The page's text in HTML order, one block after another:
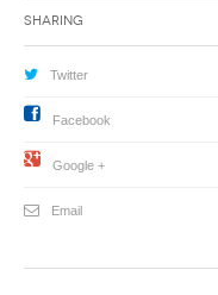
Sharing
Twitter
Facebook
Google +
Email